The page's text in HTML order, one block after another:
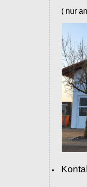
( nur an